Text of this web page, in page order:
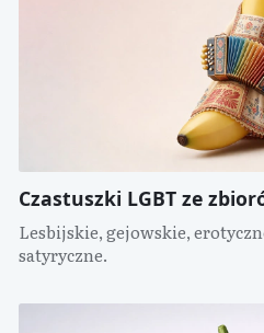
Czastuszki LGBT ze
Lesbijskie, gejowskie,
satyryczne.